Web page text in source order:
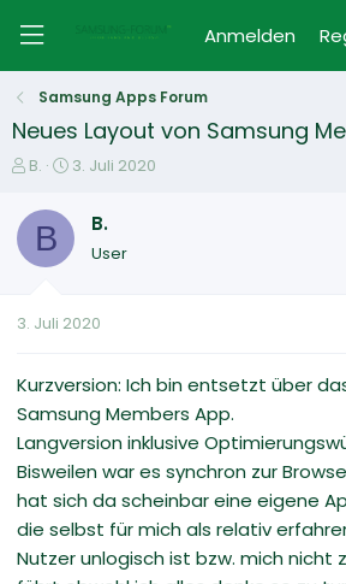
Anmelden
Samsung Apps Forum
Neues Layout von Samsung
E
s
e
e
B.
E
t
t
m
3. Juli 2020
B B.
User
3. Juli 2020
Kurzversion: Ich bin entsetzt über
Samsung Members App.
Langversion inklusive
Bisweilen war es synchron zur
hat sich da scheinbar eine eigene
die selbst für mich als relativ
Nutzer unlogisch ist bzw. mich nicht